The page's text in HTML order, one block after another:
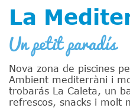
La
Un petit paradís
Nova zona de piscines
Ambient mediterràni i
trobarás La Caleta, un
refrescos, snacks i molt